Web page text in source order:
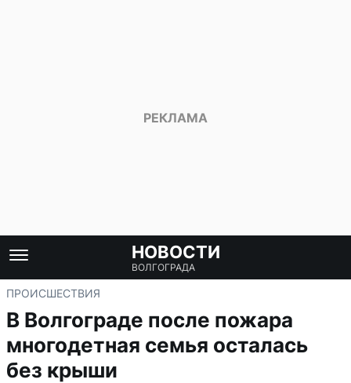
НОВОСТИ
ВОЛГОГРАДА
ПРОИСШЕСТВИЯ
В Волгограде после пожара
многодетная семья осталась
без крыши